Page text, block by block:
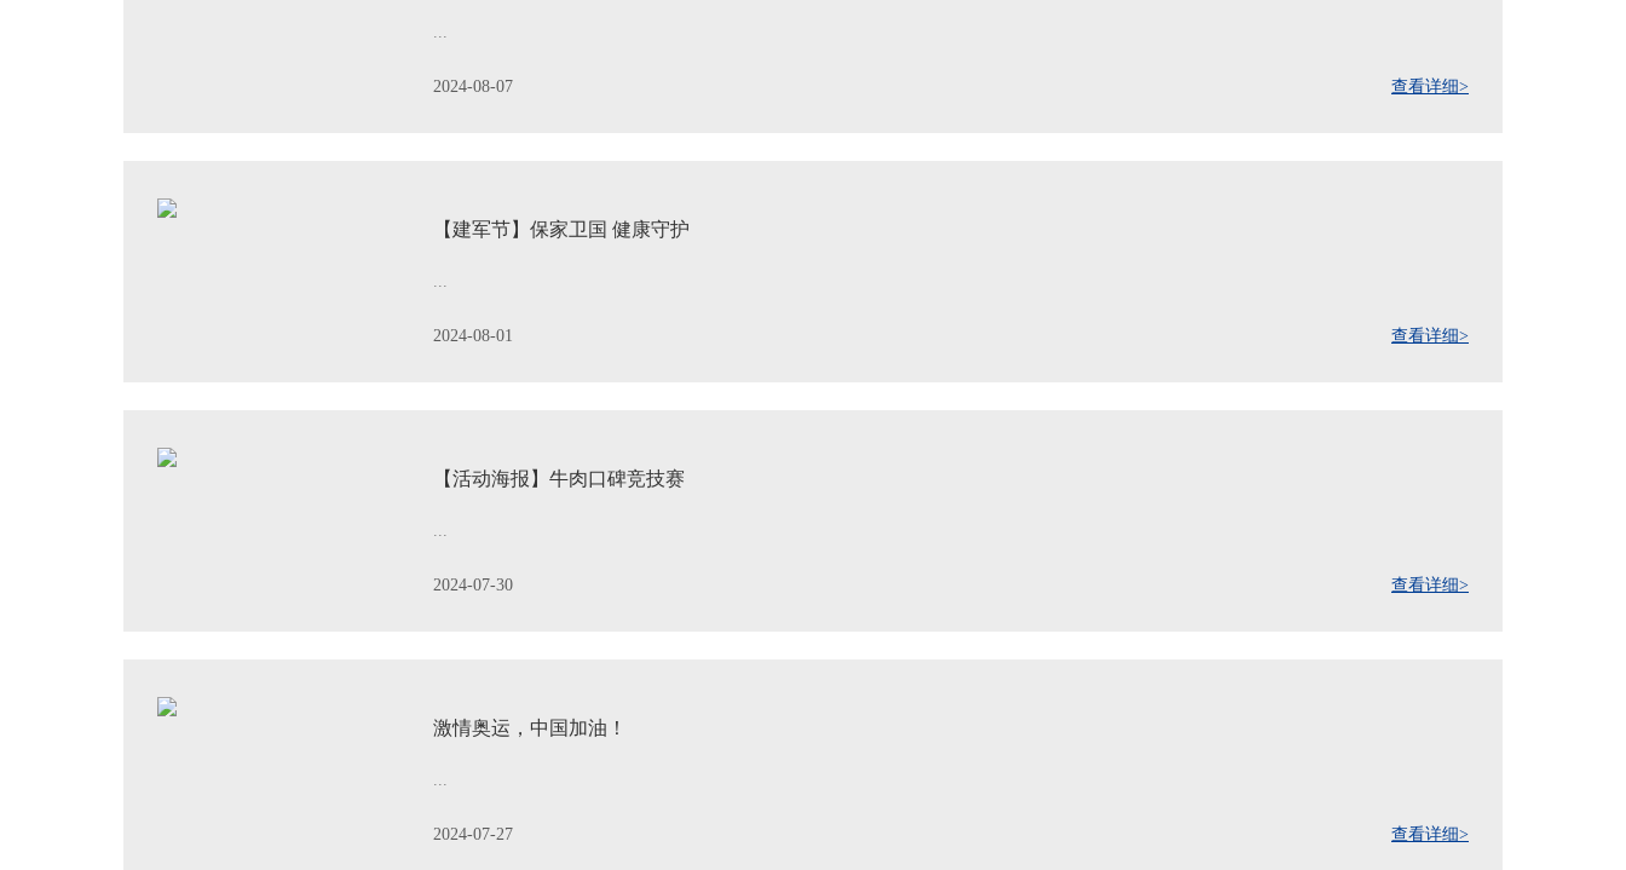
...
2024-08-07 查看详细>
【建军节】保家卫国 健康守护
...
2024-08-01 查看详细>
【活动海报】牛肉口碑竞技赛
...
2024-07-30 查看详细>
激情奥运，中国加油！
...
2024-07-27 查看详细>